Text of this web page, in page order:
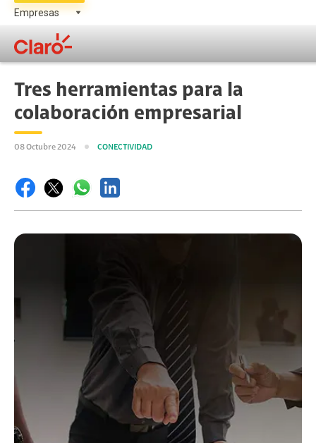
Tres herramientas para la
colaboración empresarial
08 Octubre 2024 CONECTIVIDAD